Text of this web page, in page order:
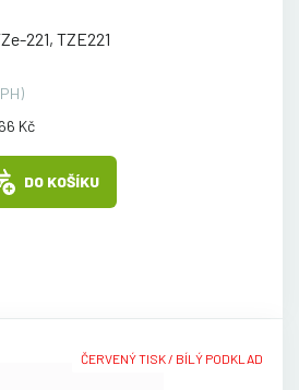
221, TZE221
Kč
DO KOŠÍKU
ČERVENÝ TISK / BÍLÝ PODKLAD